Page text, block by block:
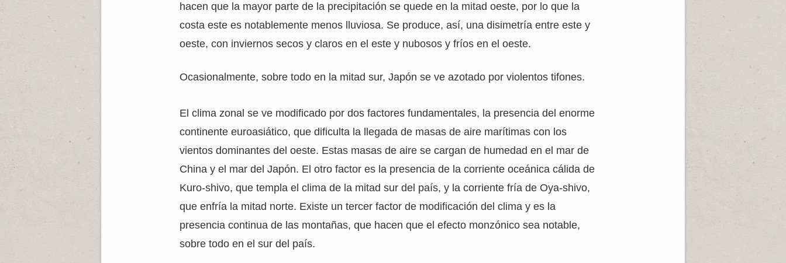
hacen que la mayor parte de la precipitación se quede en la mitad oeste, por lo que la
costa este es notablemente menos lluviosa. Se produce, así, una disimetría entre este y
oeste, con inviernos secos y claros en el este y nubosos y fríos en el oeste.
Ocasionalmente, sobre todo en la mitad sur, Japón se ve azotado por violentos tifones.
El clima zonal se ve modificado por dos factores fundamentales, la presencia del enorme
continente euroasiático, que dificulta la llegada de masas de aire marítimas con los
vientos dominantes del oeste. Estas masas de aire se cargan de humedad en el mar de
China y el mar del Japón. El otro factor es la presencia de la corriente oceánica cálida de
Kuro-shivo, que templa el clima de la mitad sur del país, y la corriente fría de Oya-shivo,
que enfría la mitad norte. Existe un tercer factor de modificación del clima y es la
presencia continua de las montañas, que hacen que el efecto monzónico sea notable,
sobre todo en el sur del país.